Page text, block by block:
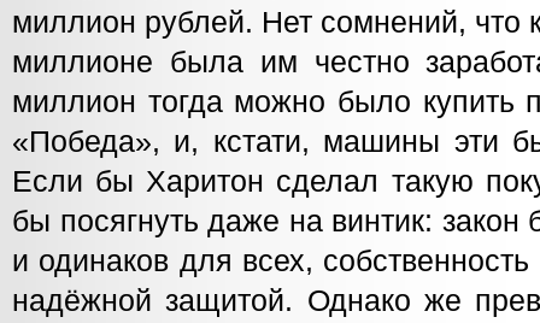
миллион рублей. Нет сомнений, что
миллионе была им честно
миллион тогда можно было купить
«Победа», и, кстати, машины эти
Если бы Харитон сделал такую
бы посягнуть даже на винтик: закон
и одинаков для всех,
надёжной защитой. Однако же